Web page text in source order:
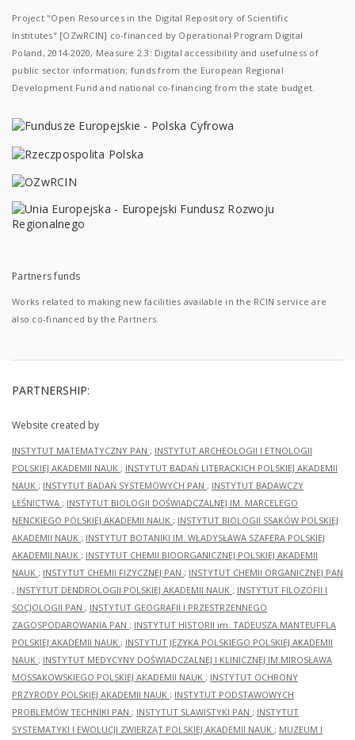
Project "Open Resources in the Digital Repository of Scientific
Institutes" [OZwRCIN] co-financed by Operational Program Digital
Poland, 2014-2020, Measure 2.3: Digital accessibility and usefulness of
public sector information; funds from the European Regional
Development Fund and national co-financing from the state budget.
Partners funds
Works related to making new facilities available in the RCIN service are
also co-financed by the Partners.
PARTNERSHIP:
Website created by
INSTYTUT MATEMATYCZNY PAN ; INSTYTUT ARCHEOLOGII I ETNOLOGII
POLSKIEJ AKADEMII NAUK ; INSTYTUT BADAŃ LITERACKICH POLSKIEJ AKADEMII
NAUK ; INSTYTUT BADAŃ SYSTEMOWYCH PAN ; INSTYTUT BADAWCZY
LEŚNICTWA ; INSTYTUT BIOLOGII DOŚWIADCZALNEJ IM. MARCELEGO
NENCKIEGO POLSKIEJ AKADEMII NAUK ; INSTYTUT BIOLOGII SSAKÓW POLSKIEJ
AKADEMII NAUK ; INSTYTUT BOTANIKI IM. WŁADYSŁAWA SZAFERA POLSKIEJ
AKADEMII NAUK ; INSTYTUT CHEMII BIOORGANICZNEJ POLSKIEJ AKADEMII
NAUK ; INSTYTUT CHEMII FIZYCZNEJ PAN ; INSTYTUT CHEMII ORGANICZNEJ PAN
; INSTYTUT DENDROLOGII POLSKIEJ AKADEMII NAUK ; INSTYTUT FILOZOFII I
SOCJOLOGII PAN ; INSTYTUT GEOGRAFII I PRZESTRZENNEGO
ZAGOSPODAROWANIA PAN ; INSTYTUT HISTORII im. TADEUSZA MANTEUFFLA
POLSKIEJ AKADEMII NAUK ; INSTYTUT JĘZYKA POLSKIEGO POLSKIEJ AKADEMII
NAUK ; INSTYTUT MEDYCYNY DOŚWIADCZALNEJ I KLINICZNEJ IM.MIROSŁAWA
MOSSAKOWSKIEGO POLSKIEJ AKADEMII NAUK ; INSTYTUT OCHRONY
PRZYRODY POLSKIEJ AKADEMII NAUK ; INSTYTUT PODSTAWOWYCH
PROBLEMÓW TECHNIKI PAN ; INSTYTUT SLAWISTYKI PAN ; INSTYTUT
SYSTEMATYKI I EWOLUCJI ZWIERZĄT POLSKIEJ AKADEMII NAUK ; MUZEUM I